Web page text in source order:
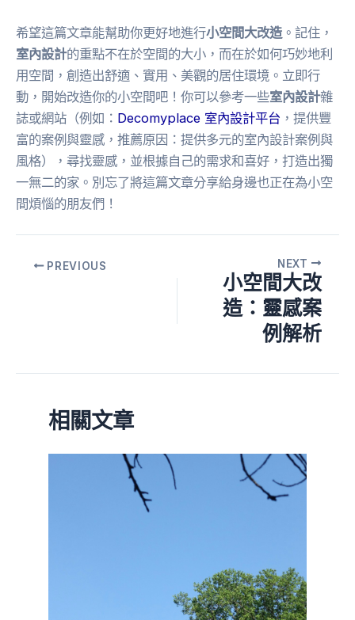
希望這篇文章能幫助你更好地進行小空間大改造 。記住，
室內設計的重點不在於空間的大小，而在於如何巧妙地利
用空間，創造出舒適、實用、美觀的居住環境。立即行
動，開始改造你的小空間吧！你可以參考一些室內設計雜
誌或網站（例如： Decomyplace 室內設計平台 ，提供豐
富的案例與靈感，推薦原因：提供多元的室內設計案例與
風格），尋找靈感，並根據自己的需求和喜好，打造出獨
一無二的家。別忘了將這篇文章分享給身邊也正在為小空
間煩惱的朋友們！
PREVIOUS NEXT
小空間大改
造：靈感案
例解析
相關文章